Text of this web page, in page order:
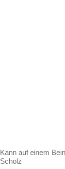
Kann auf einem
Scholz